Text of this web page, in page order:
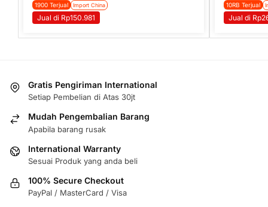
1900 Terjual Import China
Jual di Rp150.981
10RB Terjual
Jual di
Gratis Pengiriman International
Setiap Pembelian di Atas 30jt
Mudah Pengembalian Barang
Apabila barang rusak
International Warranty
Sesuai Produk yang anda beli
100% Secure Checkout
PayPal / MasterCard / Visa